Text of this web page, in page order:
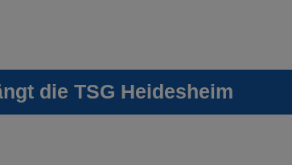
die TSG Heidesheim